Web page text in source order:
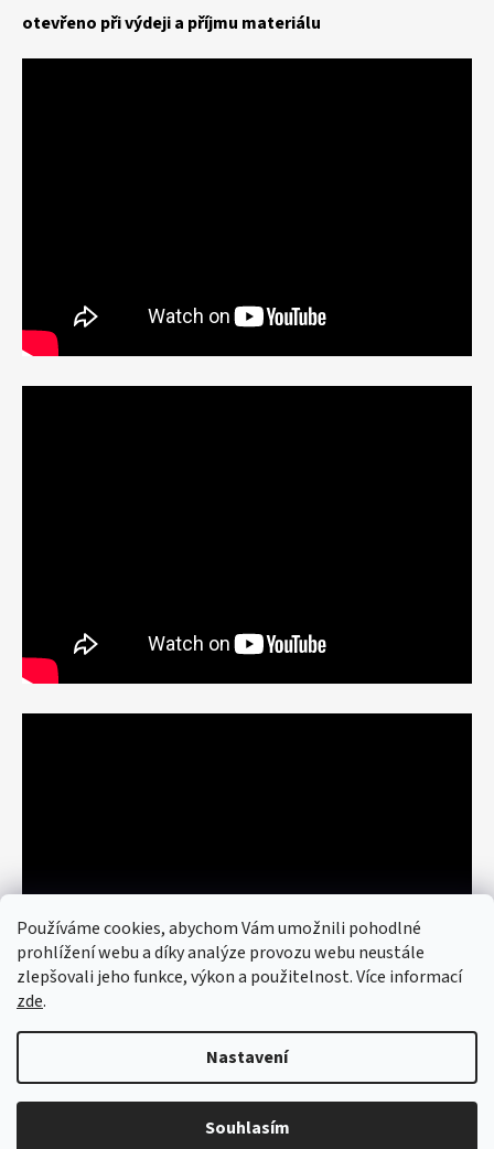
Používáme cookies, abychom Vám umožnili pohodlné
prohlížení webu a díky analýze provozu webu neustále
zlepšovali jeho funkce, výkon a použitelnost. Více informací
zde.
Nastavení
Souhlasím
otevřeno při výdeji a příjmu materiálu
© 2026 art re use. Všechna práva
Upravit nastavení cookies